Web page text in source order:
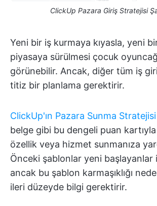
ClickUp Pazara Giriş Stratejisi
Yeni bir iş kurmaya kıyasla, yeni
piyasaya sürülmesi çocuk
görünebilir. Ancak, diğer tüm iş
titiz bir planlama gerektirir.
ClickUp'ın Pazara Sunma
belge gibi bu dengeli puan
özellik veya hizmet sunmanıza
Önceki şablonlar yeni başlayanlar
ancak bu şablon karmaşıklığı
ileri düzeyde bilgi gerektirir.